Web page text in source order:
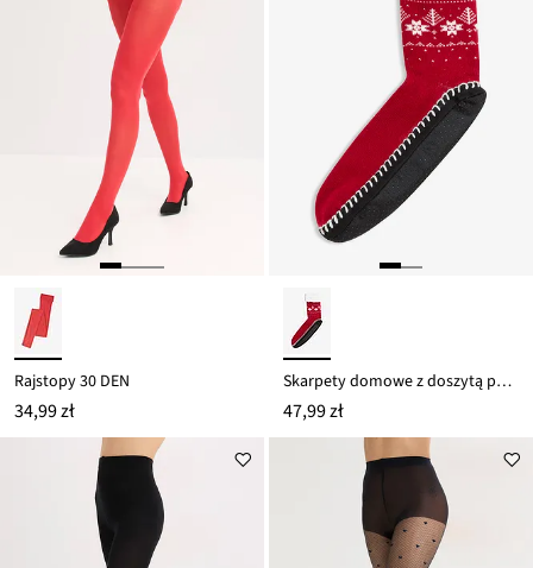
Rajstopy 30 DEN
34,99 zł
Skarpety domowe z doszytą podeszwą i podszewką kożuszkiem
47,99 zł